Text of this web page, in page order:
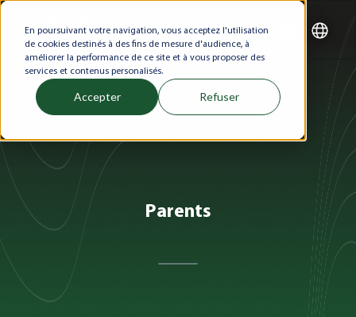
En poursuivant votre navigation, vous acceptez l'utilisation
de cookies destinés à des fins de mesure d'audience, à
améliorer la performance de ce site et à vous proposer des
services et contenus personalisés.
Accepter Refuser
Parents